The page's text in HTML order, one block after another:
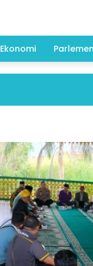
Ekonomi